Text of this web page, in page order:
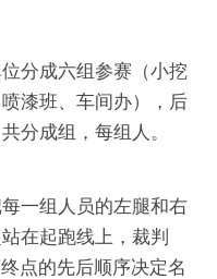
分成六组参赛（小挖
漆班、车间办），后
分成组，每组人。
一组人员的左腿和右
在起跑线上，裁判
点的先后顺序决定名